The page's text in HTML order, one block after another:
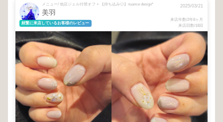
メニュー/ 他店ジェル付替オフ + 【持ち込み◎】nuance design*
美羽
頻繁に来店しているお客様のレビュー
2025/03/21
来店年数/2年8ヶ月
来店回数/18回